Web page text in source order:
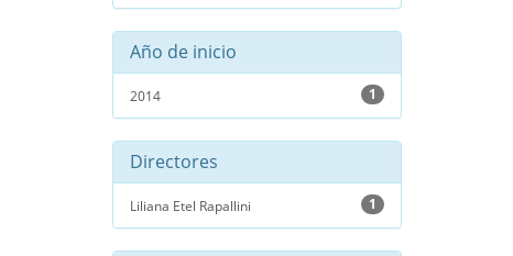
Año de inicio
2014 1
Directores
Liliana Etel Rapallini 1